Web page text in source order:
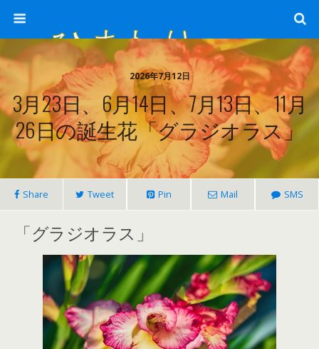
ひまわり畑 sunflower-field
2026年7月12日
3月23日、6月14日、7月13日、11月
26日の誕生花「グラジオラス」
Share Tweet Pin Mail SMS
「グラジオラス」